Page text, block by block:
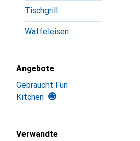
Tischgrill
Waffeleisen
Angebote
Gebraucht Fun
Kitchen
Verwandte